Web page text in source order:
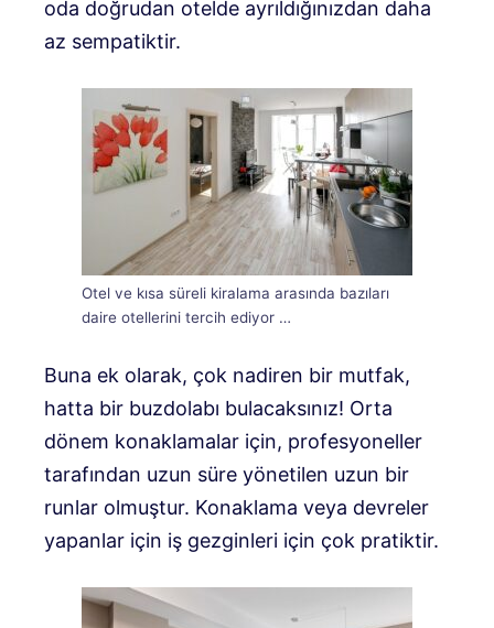
oda doğrudan otelde ayrıldığınızdan daha
az sempatiktir.
Otel ve kısa süreli kiralama arasında bazıları
daire otellerini tercih ediyor …
Buna ek olarak, çok nadiren bir mutfak,
hatta bir buzdolabı bulacaksınız! Orta
dönem konaklamalar için, profesyoneller
tarafından uzun süre yönetilen uzun bir
runlar olmuştur. Konaklama veya devreler
yapanlar için iş gezginleri için çok pratiktir.